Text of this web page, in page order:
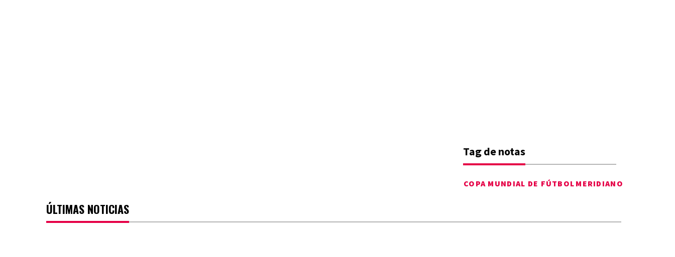
Tag de notas
COPA MUNDIAL DE FÚTBOL MERIDIANO
ÚLTIMAS NOTICIAS